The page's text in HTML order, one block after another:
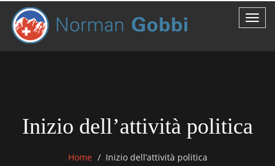
Inizio dell’attività politica
Home Inizio dell’attività politica